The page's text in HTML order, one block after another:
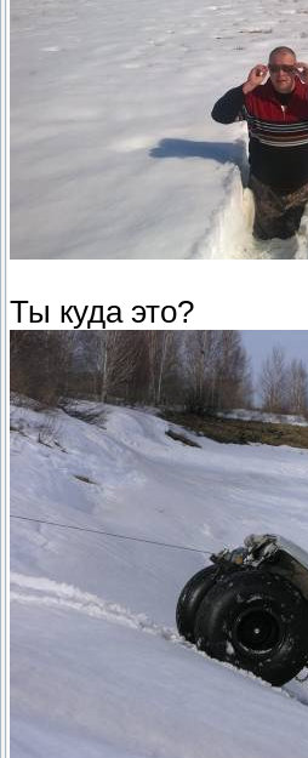
Ты куда это?